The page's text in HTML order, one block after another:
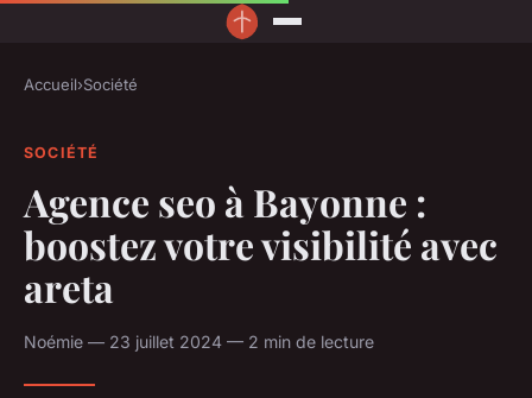
Accueil›Société
SOCIÉTÉ
Agence seo à Bayonne :
boostez votre visibilité avec
areta
Noémie — 23 juillet 2024 — 2 min de lecture